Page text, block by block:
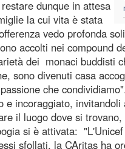
dunque in attesa
la cui vita è stata
vedo profonda
accolti nei compound
dei monaci buddisti
sono divenuti casa
che
incoraggiato,
il luogo dove si
si è attivata:
sfollati, la CAritas ha